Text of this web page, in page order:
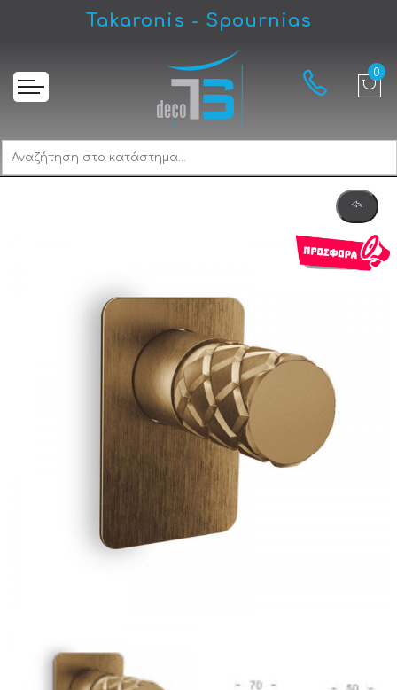
Takaronis - Spournias
Eurorama Eletta Chester 168055SL-221 Bronze Brushed Επιτοίχιος Μίκτης